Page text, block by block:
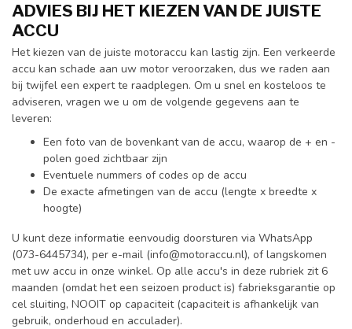
ADVIES BIJ HET KIEZEN VAN DE JUISTE
ACCU
Het kiezen van de juiste motoraccu kan lastig zijn. Een verkeerde
accu kan schade aan uw motor veroorzaken, dus we raden aan
bij twijfel een expert te raadplegen. Om u snel en kosteloos te
adviseren, vragen we u om de volgende gegevens aan te
leveren:
Een foto van de bovenkant van de accu, waarop de + en -
polen goed zichtbaar zijn
Eventuele nummers of codes op de accu
De exacte afmetingen van de accu (lengte x breedte x
hoogte)
U kunt deze informatie eenvoudig doorsturen via WhatsApp
(073-6445734), per e-mail (info@motoraccu.nl), of langskomen
met uw accu in onze winkel. Op alle accu's in deze rubriek zit 6
maanden (omdat het een seizoen product is) fabrieksgarantie op
cel sluiting, NOOIT op capaciteit (capaciteit is afhankelijk van
gebruik, onderhoud en acculader).